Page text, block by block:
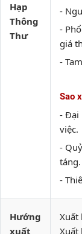
Hạp
Thông
Thư
-
-
giá
-
Sao
- Đại
việc.
-
táng.
-
Hướng
xuất
Xuất
Xuất